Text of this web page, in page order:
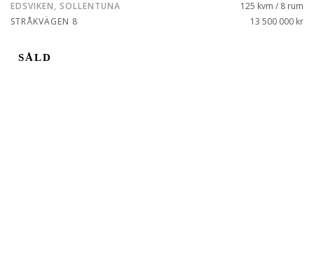
EDSVIKEN, SOLLENTUNA
STRÅKVÄGEN 8
125 kvm / 8 rum
13 500 000 kr
SÅLD